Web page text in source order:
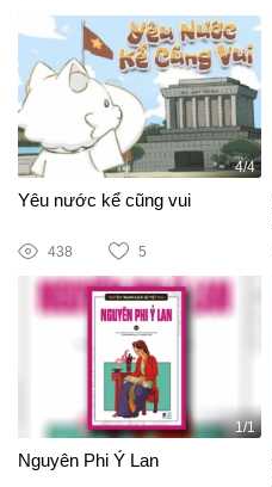
4/4
Yêu nước kể cũng vui
438 5
1/1
Nguyên Phi Ỷ Lan